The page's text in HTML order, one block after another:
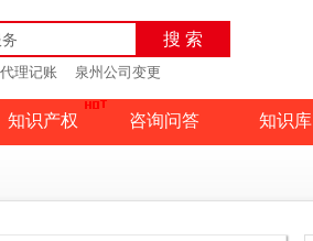
搜 索
理记账 泉州公司变更
知识产权 咨询问答 知识库